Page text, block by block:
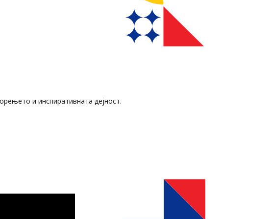
и инспиративната дејност.